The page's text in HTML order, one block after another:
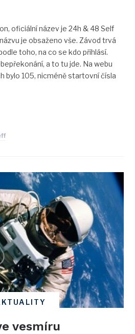
oficiální název je 24h & 48 Self
je obsaženo vše. Závod trvá
toho, na co se kdo přihlásí.
a to tu jde. Na webu
bylo 105, nicméně startovní čísla
vesmíru